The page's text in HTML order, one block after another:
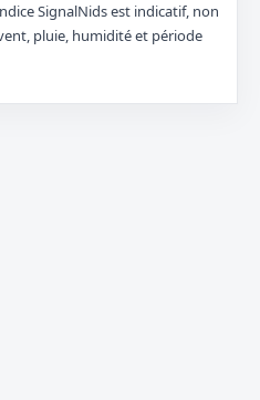
SignalNids est indicatif, non
pluie, humidité et période